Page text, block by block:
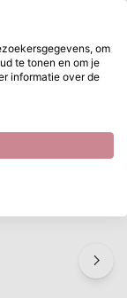
Vaessen Creative • Randpons Postzegel
Postzegel
om
te tonen en om je
informatie over de